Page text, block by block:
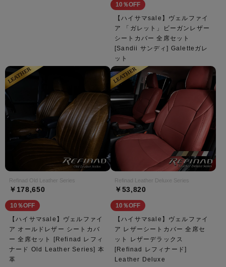
10％OFF
【ハイサマsale】ヴェルファイ
ア 「ガレット」ビーガンレザー
シートカバー 全席セット
[Sandii サンディ] Galetteガレ
ット
Refinad Old Leather Series
￥178,650
10％OFF
【ハイサマsale】ヴェルファイ
ア オールドレザー シートカバ
ー 全席セット [Refinad レフィ
ナード Old Leather Series] 本
革
Refinad Leather Deluxe Series
￥53,820
10％OFF
【ハイサマsale】ヴェルファイ
ア レザーシートカバー 全席セ
ット レザーデラックス
[Refinad レフィナード]
Leather Deluxe